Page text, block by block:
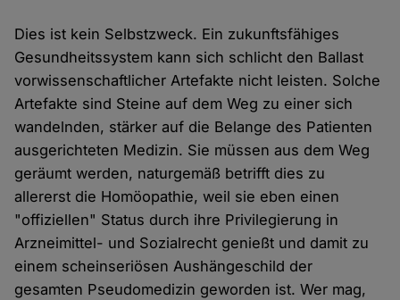
Dies ist kein Selbstzweck. Ein zukunftsfähiges
Gesundheitssystem kann sich schlicht den Ballast
vorwissenschaftlicher Artefakte nicht leisten. Solche
Artefakte sind Steine auf dem Weg zu einer sich
wandelnden, stärker auf die Belange des Patienten
ausgerichteten Medizin. Sie müssen aus dem Weg
geräumt werden, naturgemäß betrifft dies zu
allererst die Homöopathie, weil sie eben einen
"offiziellen" Status durch ihre Privilegierung in
Arzneimittel- und Sozialrecht genießt und damit zu
einem scheinseriösen Aushängeschild der
gesamten Pseudomedizin geworden ist. Wer mag,